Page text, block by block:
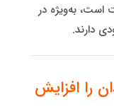
است، به‌ویژه در
دارند.
را افزایش